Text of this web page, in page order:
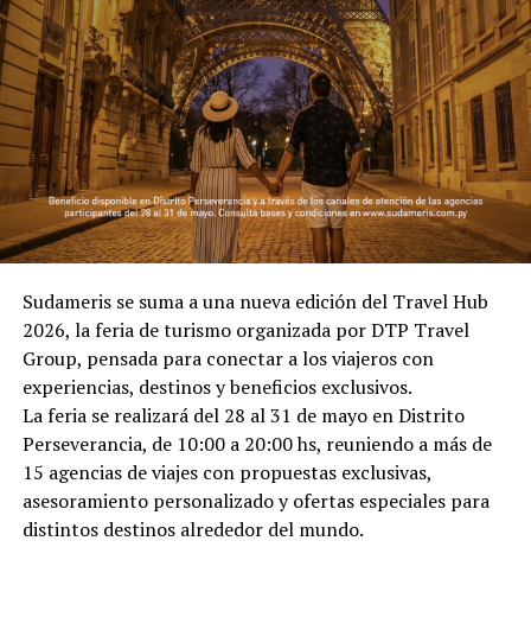
Sudameris se suma a una nueva edición del Travel Hub
2026, la feria de turismo organizada por DTP Travel
Group, pensada para conectar a los viajeros con
experiencias, destinos y beneficios exclusivos.
La feria se realizará del 28 al 31 de mayo en Distrito
Perseverancia, de 10:00 a 20:00 hs, reuniendo a más de
15 agencias de viajes con propuestas exclusivas,
asesoramiento personalizado y ofertas especiales para
distintos destinos alrededor del mundo.